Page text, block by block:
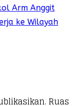
Arm Anggit
ke Wilayah
Ruas